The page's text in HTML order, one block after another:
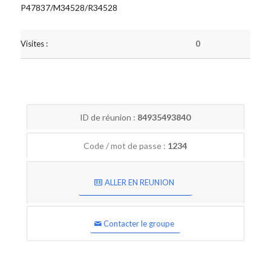
P47837/M34528/R34528
Visites : 0
ID de réunion : 84935493840
Code / mot de passe : 1234
ALLER EN REUNION
Contacter le groupe